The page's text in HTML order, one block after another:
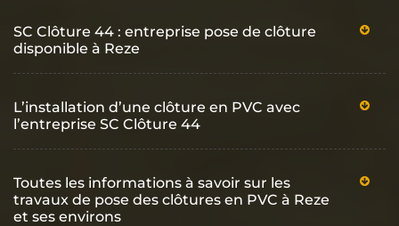
SC Clôture 44 : entreprise pose de clôture
disponible à Reze
L’installation d’une clôture en PVC avec
l’entreprise SC Clôture 44
Toutes les informations à savoir sur les
travaux de pose des clôtures en PVC à Reze
et ses environs